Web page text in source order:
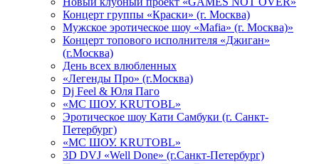
Концерт группы «Краски» (г. Москва)
Мужское эротическое шоу «Mafia» (г. Москва)»
Концерт топового исполнителя «Джиган»
(г.Москва)
День всех влюбленных
«Легенды Про» (г.Москва)
Dj Feel & Юля Паго
«МС ШОУ. KRUTOBL»
Эротическое шоу Кати Самбуки (г. Санкт-
Петербург)
«МС ШОУ. KRUTOBL»
3D DVJ «Well Done» (г.Санкт-Петербург)